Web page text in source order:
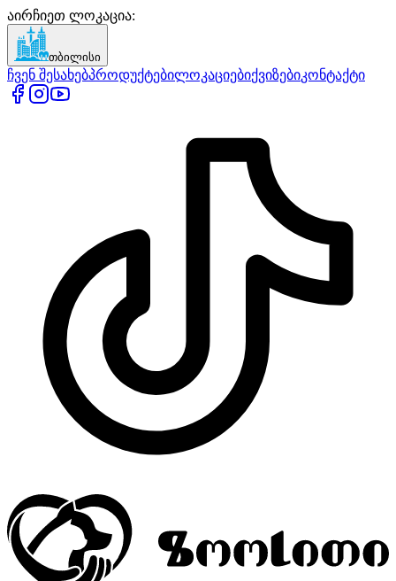
აირჩიეთ ლოკაცია:
თბილისი
ჩვენ შესახებპროდუქტებილოკაციებიქვიზებიკონტაქტი